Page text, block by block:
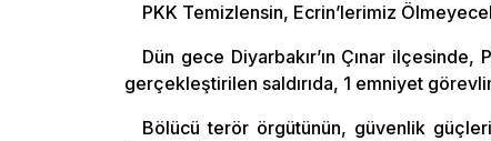
PKK Temizlensin, Ecrin’lerimiz
Dün gece Diyarbakır’ın Çınar
gerçekleştirilen saldırıda, 1 emniyet
Bölücü terör örgütünün, güvenlik